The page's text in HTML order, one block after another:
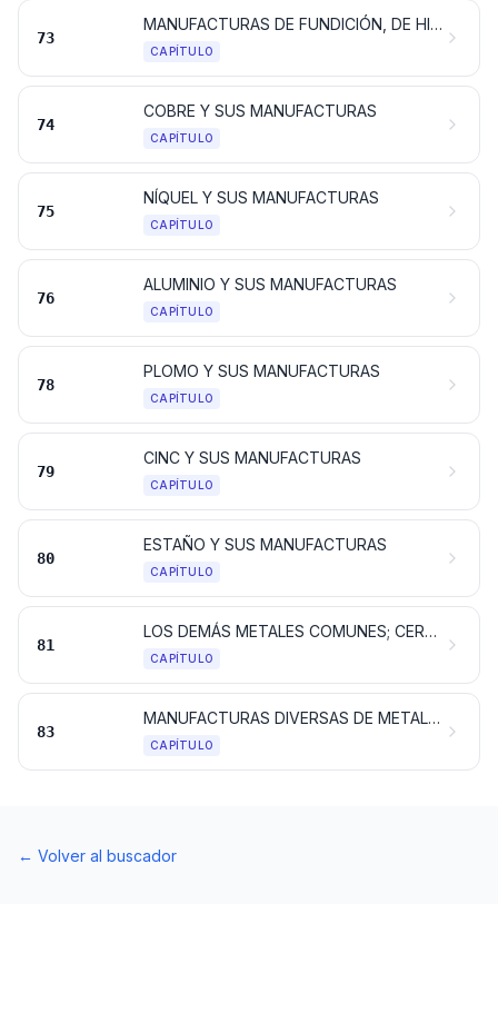
73
MANUFACTURAS DE FUNDICIÓN, DE HIERRO O ACERO
CAPÍTULO
74
COBRE Y SUS MANUFACTURAS
CAPÍTULO
75
NÍQUEL Y SUS MANUFACTURAS
CAPÍTULO
76
ALUMINIO Y SUS MANUFACTURAS
CAPÍTULO
78
PLOMO Y SUS MANUFACTURAS
CAPÍTULO
79
CINC Y SUS MANUFACTURAS
CAPÍTULO
80
ESTAÑO Y SUS MANUFACTURAS
CAPÍTULO
81
LOS DEMÁS METALES COMUNES; CERMETS; MANUFACTURAS DE ESTAS MATERIAS
CAPÍTULO
83
MANUFACTURAS DIVERSAS DE METAL COMÚN
CAPÍTULO
← Volver al buscador